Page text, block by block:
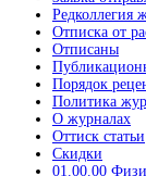
Редколлегия
Отписка от
Отписаны
Порядок
Политика
О журналах
Оттиск статьи
Скидки
01.00.00